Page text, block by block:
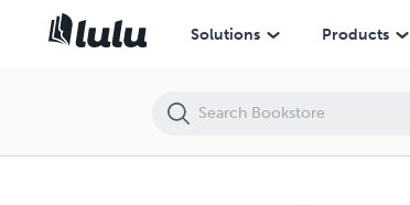
Solutions Products
MAL COMUNE